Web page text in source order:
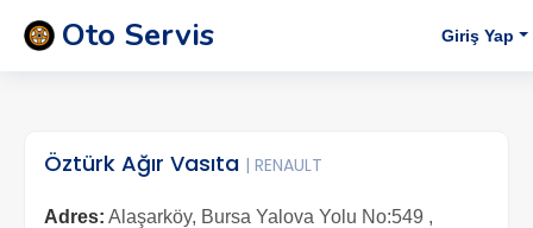
Oto Servis Giriş Yap
Öztürk Ağır Vasıta | RENAULT
Adres: Alaşarköy, Bursa Yalova Yolu No:549 ,